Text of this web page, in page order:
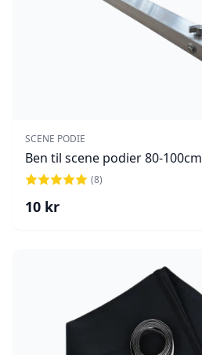
SCENE PODIE
Ben til scene podier 80-100cm
(8)
10 kr